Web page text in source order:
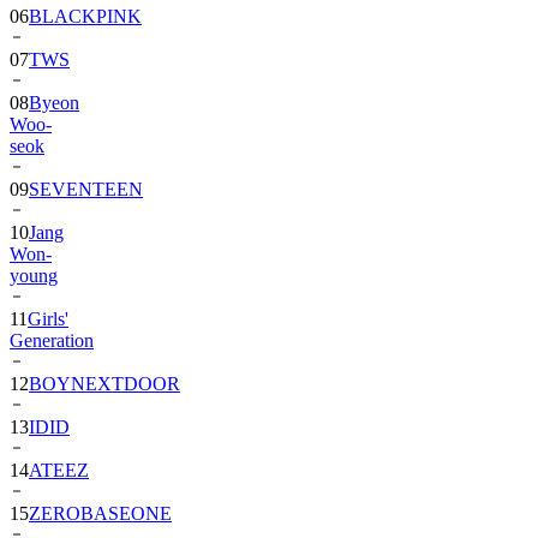
06BLACKPINK
07TWS
08Byeon
Woo-
seok
09SEVENTEEN
10Jang
Won-
young
11Girls'
Generation
12BOYNEXTDOOR
13IDID
14ATEEZ
15ZEROBASEONE